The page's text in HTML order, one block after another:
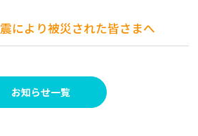
により被災された皆さまへ
お知らせ一覧